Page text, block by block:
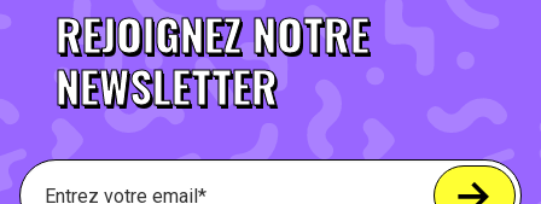
REJOIGNEZ NOTRE
NEWSLETTER